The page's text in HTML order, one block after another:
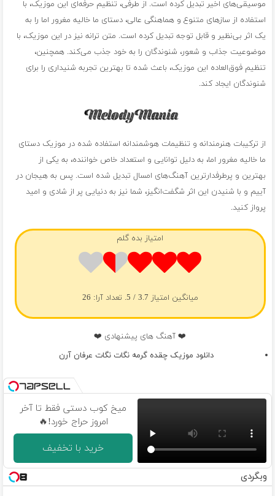
موسیقی‌های اخیر تبدیل کرده است. از طرفی، تنظیم حرفه‌ای این موزیک، با
استفاده از سازهای متنوع و هماهنگی عالی، دستای ما خالیه مغرور اما را به
یک اثر بی‌نظیر و قابل توجه تبدیل کرده است. متن ترانه نیز در این موزیک، با
موضوعیت جذاب و شعور، شنوندگان را به خود جذب می‌کند. همچنین،
تنظیم فوق‌العاده این موزیک، باعث شده تا بهترین تجربه شنیداری را برای
شنوندگان ایجاد کند.
از ترکیبات هنرمندانه و تنظیمات هوشمندانه استفاده شده در موزیک دستای
ما خالیه مغرور اما، به دلیل توانایی و استعداد خاص خواننده، به یکی از
بهترین و پرطرفدارترین آهنگ‌های امسال تبدیل شده است. پس به هیجان در
آییم و با شنیدن این اثر شگفت‌انگیز، شما نیز به دنیایی پر از شادی و امید
پرواز کنید.
امتیاز بده گلم
میانگین امتیاز 3.7 / 5. تعداد آرا: 26
❤️ آهنگ های پیشنهادی ❤️
دانلود موزیک چقده گرمه نگات نگات عرفان آرن
میخ کوب دستی فقط تا آخر
امروز حراج خورد!🔥
خرید با تخفیف
وبگردی